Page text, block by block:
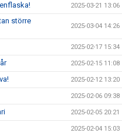
2025-03-21 13:06
större
2025-03-04 14:26
2025-02-17 15:34
2025-02-15 11:08
2025-02-12 13:20
2025-02-06 09:38
2025-02-05 20:21
2025-02-04 15:03